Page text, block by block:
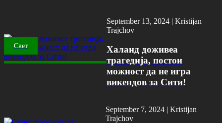
Свет
September 13, 2024 | Kristijan
Trajchov
Халанд доживеа
трагедија, постои
можност да не игра
викендов за Сити!
September 7, 2024 | Kristijan
Trajchov